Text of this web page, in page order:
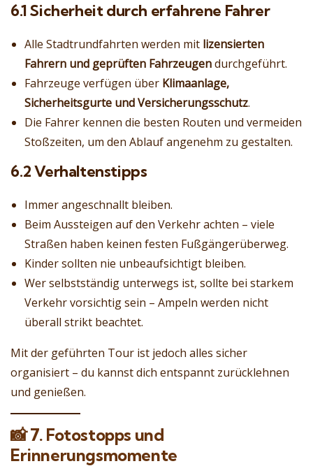
6.1 Sicherheit durch erfahrene Fahrer
Alle Stadtrundfahrten werden mit lizensierten
Fahrern und geprüften Fahrzeugendurchgeführt.
Fahrzeuge verfügen über Klimaanlage,
Sicherheitsgurte und Versicherungsschutz.
Die Fahrer kennen die besten Routen und vermeiden
Stoßzeiten, um den Ablauf angenehm zu gestalten.
6.2 Verhaltenstipps
Immer angeschnallt bleiben.
Beim Aussteigen auf den Verkehr achten – viele
Straßen haben keinen festen Fußgängerüberweg.
Kinder sollten nie unbeaufsichtigt bleiben.
Wer selbstständig unterwegs ist, sollte bei starkem
Verkehr vorsichtig sein – Ampeln werden nicht
überall strikt beachtet.
Mit der geführten Tour ist jedoch alles sicher
organisiert – du kannst dich entspannt zurücklehnen
und genießen.
📸7. Fotostopps und
Erinnerungsmomente